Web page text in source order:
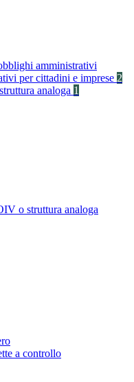
amministrativi
per cittadini e imprese 2
analoga 1
o struttura analoga
a controllo